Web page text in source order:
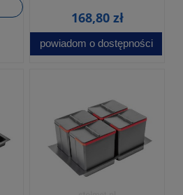
168,80 zł
powiadom o dostępności